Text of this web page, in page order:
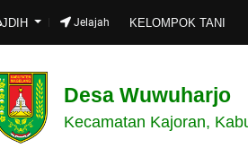
JDIH Jelajah KELOMPOK TANI
Desa Wuwuharjo
Kecamatan Kajoran,